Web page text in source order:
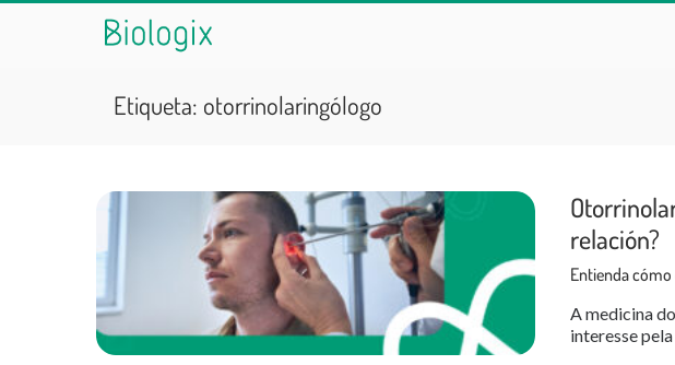
Etiqueta: otorrinolaringólogo
relación?
Entienda
A medicina
interesse